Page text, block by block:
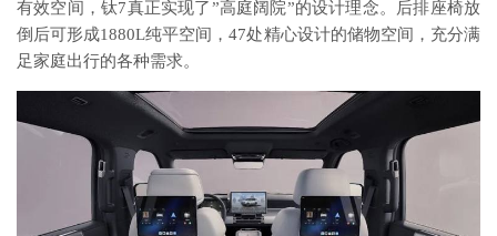
有效空间，钛7真正实现了”高庭阔院”的设计理念。后排座椅放
倒后可形成1880L纯平空间，47处精心设计的储物空间，充分满
足家庭出行的各种需求。